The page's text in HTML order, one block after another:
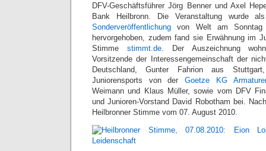
DFV-Geschäftsführer Jörg Benner und Axel
Bank Heilbronn. Die Veranstaltung wurde
Sonderveröffentlichung von Welt am Sonntag
hervorgehoben, zudem fand sie Erwähnung im
Stimme stimmt.de. Der Auszeichnung
Vorsitzende der Interessengemeinschaft der
Deutschland, Gunter Fahrion aus
Juniorensports von derGoetze KG
Weimann und Klaus Müller, sowie vom DFV
und Junioren-Vorstand David Robotham bei.
Heilbronner Stimme vom 07. August 2010.